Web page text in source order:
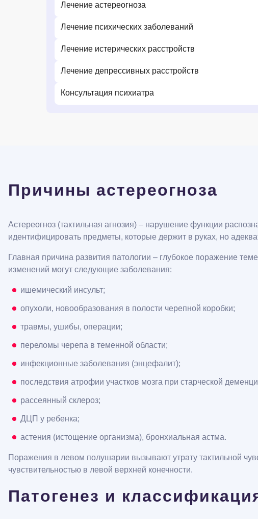
Лечение астереогноза
Лечение психических заболеваний
Лечение истерических расстройств
Лечение депрессивных расстройств
Консультация психиатра
Причины астереогноза
Астереогноз (тактильная агнозия) – нарушение функции
идентифицировать предметы, которые держит в руках, но
Главная причина развития патологии – глубокое поражение
изменений могут следующие заболевания:
ишемический инсульт;
опухоли, новообразования в полости черепной коробки;
травмы, ушибы, операции;
переломы черепа в теменной области;
инфекционные заболевания (энцефалит);
последствия атрофии участков мозга при старческой
рассеянный склероз;
ДЦП у ребенка;
астения (истощение организма), бронхиальная астма.
Поражения в левом полушарии вызывают утрату тактильной
чувствительностью в левой верхней конечности.
Патогенез и